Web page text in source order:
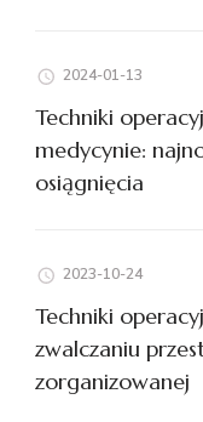
2024-01-13
Techniki
medycynie:
osiągnięcia
2023-10-24
Techniki
zwalczaniu
zorganizowanej